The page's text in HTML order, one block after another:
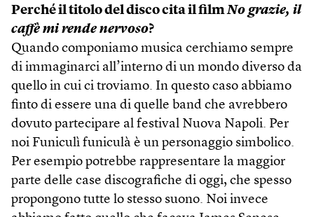
Perché il titolo del disco cita il filmNo grazie, il
caffè mi rende nervoso?
Quando componiamo musica cerchiamo sempre
di immaginarci all’interno di un mondo diverso da
quello in cui ci troviamo. In questo caso abbiamo
finto di essere una di quelle band che avrebbero
dovuto partecipare al festival Nuova Napoli. Per
noi Funiculì funiculà è un personaggio simbolico.
Per esempio potrebbe rappresentare la maggior
parte delle case discografiche di oggi, che spesso
propongono tutte lo stesso suono. Noi invece